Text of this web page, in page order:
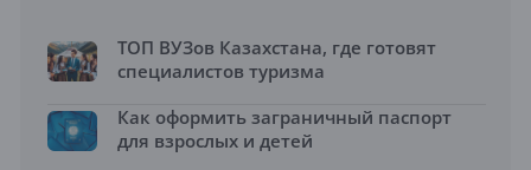
ТОП ВУЗов Казахстана, где готовят
специалистов туризма
Как оформить заграничный паспорт
для взрослых и детей